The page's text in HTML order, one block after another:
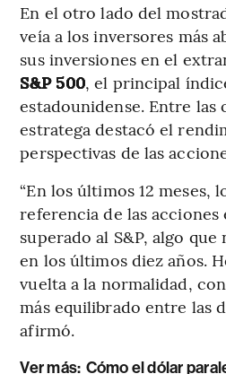
En el otro lado del
veía a los inversores más
sus inversiones en el
S&P 500, el principal
estadounidense. Entre
estratega destacó el
perspectivas de las
“En los últimos 12 meses,
referencia de las acciones
superado al S&P, algo
en los últimos diez años.
vuelta a la normalidad,
más equilibrado entre las
afirmó.
Ver más: Cómo el dólar